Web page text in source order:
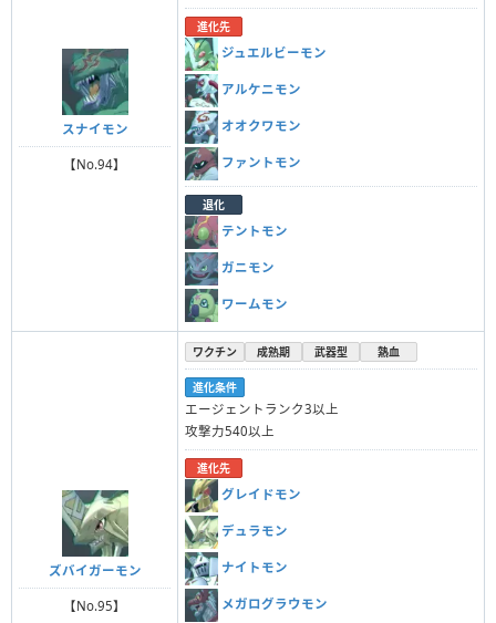
スナイモン
【No.94】
進化先
ジュエルビーモン
アルケニモン
オオクワモン
ファントモン
退化
テントモン
ガニモン
ワームモン
ズバイガーモン
【No.95】
ワクチン 成熟期 武器型 熱血
進化条件
エージェントランク3以上
攻撃力540以上
進化先
グレイドモン
デュラモン
ナイトモン
メガログラウモン